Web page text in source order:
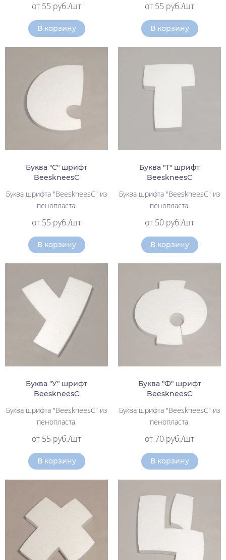
от 55 руб./шт
В корзину
от 55 руб./шт
В корзину
Буква "С" шрифт
BeeskneesC
Буква шрифта "BeeskneesC" из
пенопласта.
от 55 руб./шт
В корзину
Буква "Т" шрифт
BeeskneesC
Буква шрифта "BeeskneesC" из
пенопласта.
от 50 руб./шт
В корзину
Буква "У" шрифт
BeeskneesC
Буква шрифта "BeeskneesC" из
пенопласта.
от 55 руб./шт
В корзину
Буква "Ф" шрифт
BeeskneesC
Буква шрифта "BeeskneesC" из
пенопласта.
от 70 руб./шт
В корзину